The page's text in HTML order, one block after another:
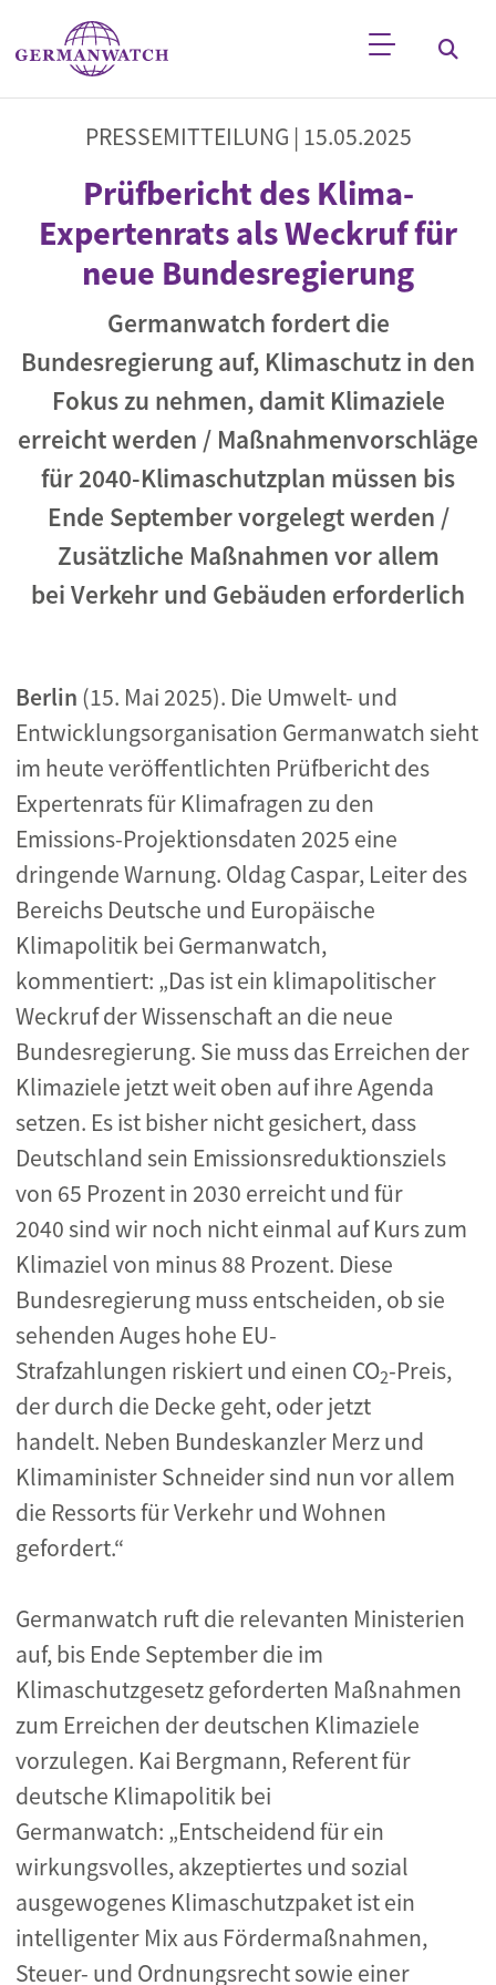
Direkt zum Inhalt
Stichwortsuche
PRESSEMITTEILUNG | 15.05.2025
Prüfbericht des Klima-
Expertenrats als Weckruf für
neue Bundesregierung
Germanwatch fordert die
Bundesregierung auf, Klimaschutz in den
Fokus zu nehmen, damit Klimaziele
erreicht werden / Maßnahmenvorschläge
für 2040-Klimaschutzplan müssen bis
Ende September vorgelegt werden /
Zusätzliche Maßnahmen vor allem
bei Verkehr und Gebäuden erforderlich
Berlin (15. Mai 2025). Die Umwelt- und
Entwicklungsorganisation Germanwatch sieht
im heute veröffentlichten Prüfbericht des
Expertenrats für Klimafragen zu den
Emissions-Projektionsdaten 2025 eine
dringende Warnung. Oldag Caspar, Leiter des
Bereichs Deutsche und Europäische
Klimapolitik bei Germanwatch,
kommentiert: „Das ist ein klimapolitischer
Weckruf der Wissenschaft an die neue
Bundesregierung. Sie muss das Erreichen der
Klimaziele jetzt weit oben auf ihre Agenda
setzen. Es ist bisher nicht gesichert, dass
Deutschland sein Emissionsreduktionsziels
von 65 Prozent in 2030 erreicht und für
2040 sind wir noch nicht einmal auf Kurs zum
Klimaziel von minus 88 Prozent. Diese
Bundesregierung muss entscheiden, ob sie
sehenden Auges hohe EU-
Strafzahlungen riskiert und einen CO2-Preis,
der durch die Decke geht, oder jetzt
handelt. Neben Bundeskanzler Merz und
Klimaminister Schneider sind nun vor allem
die Ressorts für Verkehr und Wohnen
gefordert.“
Germanwatch ruft die relevanten Ministerien
auf, bis Ende September die im
Klimaschutzgesetz geforderten Maßnahmen
zum Erreichen der deutschen Klimaziele
vorzulegen. Kai Bergmann, Referent für
deutsche Klimapolitik bei
Germanwatch: „Entscheidend für ein
wirkungsvolles, akzeptiertes und sozial
ausgewogenes Klimaschutzpaket ist ein
intelligenter Mix aus Fördermaßnahmen,
Steuer- und Ordnungsrecht sowie einer